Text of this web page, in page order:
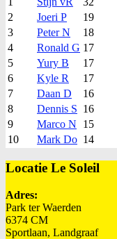
2
Joeri P
19
3
Peter N
18
4
Ronald G 17
5
Yury B
17
6
Kyle R
17
7
Daan D
16
8
Dennis S 16
9
Marco N
15
10
Mark Do 14
Locatie Le Soleil
Adres:
Park ter Waerden
6374 CM
Sportlaan, Landgraaf